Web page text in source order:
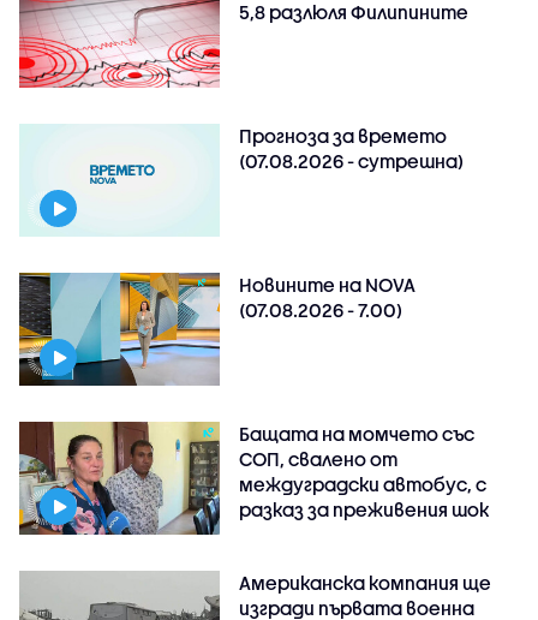
5,8 разлюля Филипините
Прогноза за времето
(07.08.2026 - сутрешна)
Новините на NOVA
(07.08.2026 - 7.00)
Бащата на момчето със
СОП, свалено от
междуградски автобус, с
разказ за преживения шок
Американска компания ще
изгради първата военна